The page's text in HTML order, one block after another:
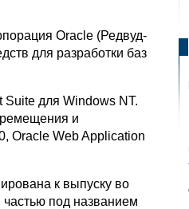
Oracle (Редвуд-
для разработки баз
Suite для Windows NT.
и
Oracle Web Application
к выпуску во
под названием